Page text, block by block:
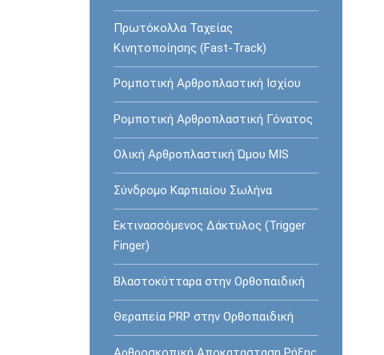
Πρωτόκολλα Ταχείας
Κινητοποίησης (Fast-Track)
Ρομποτική Αρθροπλαστική Ισχίου
Ρομποτική Αρθροπλαστική Γόνατος
Ολική Αρθροπλαστική Ώμου MIS
Σύνδρομο Καρπιαίου Σωλήνα
Εκτινασσόμενος Δάκτυλος (Trigger
Finger)
Βλαστοκύτταρα στην Ορθοπαιδική
Θεραπεία PRP στην Ορθοπαιδική